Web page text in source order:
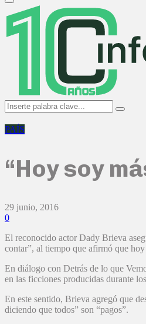
Primary
Menu
Search
for:
Search
PAÍS
“Hoy soy
29 junio, 2016
0
El reconocido actor Dady Brieva
contar”, al tiempo que afirmó que
En diálogo con Detrás de lo que
en las ficciones producidas durante
En este sentido, Brieva agregó que
diciendo que todos” son “pagos”.